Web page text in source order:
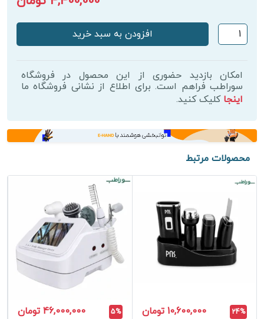
دستگاه
نانو
بلو
مجیک
عدد
افزودن به سبد خرید
امکان بازدید حضوری از این محصول در فروشگاه
سوراطب فراهم است. برای اطلاع از نشانی فروشگاه ما
اینجا کلیک کنید.
محصولات مرتبط
24% 10,600,000 تومان 5% 46,000,000 تومان